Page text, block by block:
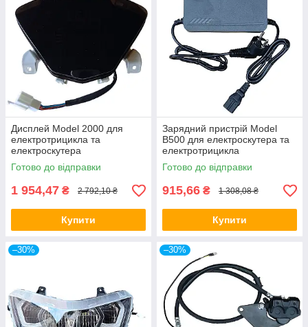
Дисплей Model 2000 для
електротрицикла та
електроскутера
Готово до відправки
1 954,47 ₴ 2 792,10 ₴
Купити
Зарядний пристрій Model
B500 для електроскутера та
електротрицикла
Готово до відправки
915,66 ₴ 1 308,08 ₴
Купити
–30% –30%